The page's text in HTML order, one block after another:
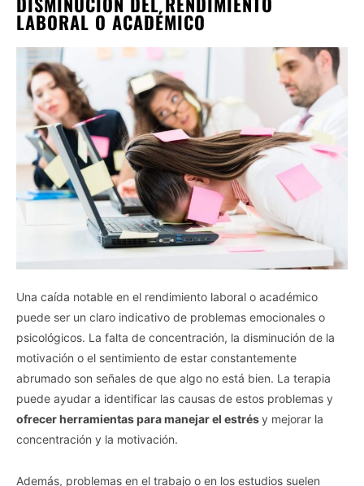
LABORAL O ACADÉMICO
Una caída notable en el rendimiento laboral o académico
puede ser un claro indicativo de problemas emocionales o
psicológicos. La falta de concentración, la disminución de la
motivación o el sentimiento de estar constantemente
abrumado son señales de que algo no está bien. La terapia
puede ayudar a identificar las causas de estos problemas y
ofrecer herramientas para manejar el estrésy mejorar la
concentración y la motivación.
Además, problemas en el trabajo o en los estudios suelen